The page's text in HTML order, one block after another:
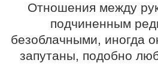
Отношения между
подчиненным
безоблачными, иногда
запутаны, подобно